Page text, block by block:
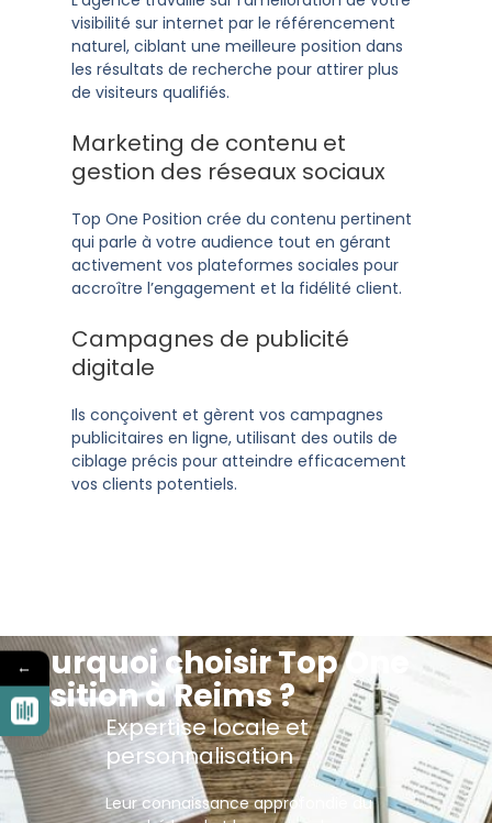
visibilité sur internet par le référencement
naturel, ciblant une meilleure position dans
les résultats de recherche pour attirer plus
de visiteurs qualifiés.
Marketing de contenu et
gestion des réseaux sociaux
Top One Position crée du contenu pertinent
qui parle à votre audience tout en gérant
activement vos plateformes sociales pour
accroître l’engagement et la fidélité client.
Campagnes de publicité
digitale
Ils conçoivent et gèrent vos campagnes
publicitaires en ligne, utilisant des outils de
ciblage précis pour atteindre efficacement
vos clients potentiels.
Pourquoi choisir Top One
Position à Reims ?
Expertise locale et
personnalisation
Leur connaissance approfondie du
←